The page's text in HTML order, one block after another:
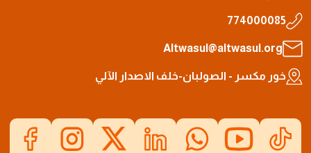
774000085
Altwasul@altwasul.org
خور مكسر - الصولبان-خلف الاصدار الآلي